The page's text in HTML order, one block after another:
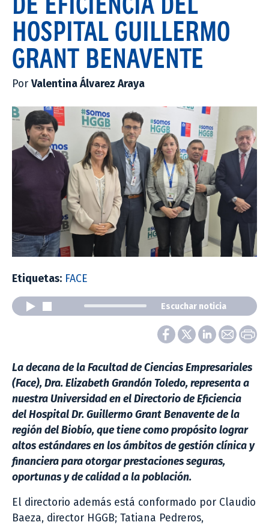
HOSPITAL GUILLERMO
GRANT BENAVENTE
PorValentina Álvarez Araya
Etiquetas: FACE
Escuchar noticia
La decana de la Facultad de Ciencias Empresariales
(Face), Dra. Elizabeth Grandón Toledo, representa a
nuestra Universidad en el Directorio de Eficiencia
del Hospital Dr. Guillermo Grant Benavente de la
región del Biobío, que tiene como propósito lograr
altos estándares en los ámbitos de gestión clínica y
financiera para otorgar prestaciones seguras,
oportunas y de calidad a la población.
El directorio además está conformado por Claudio
Baeza, director HGGB; Tatiana Pedreros,